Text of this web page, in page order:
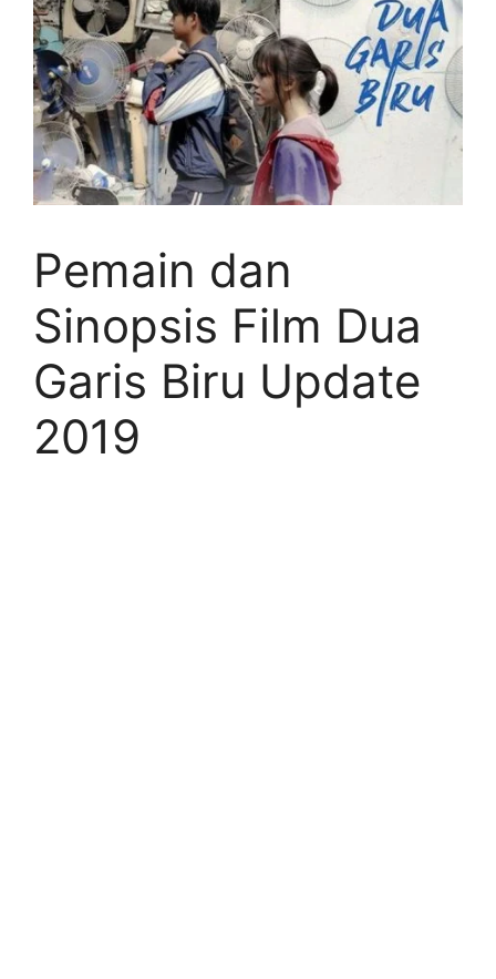
Pemain dan
Sinopsis Film Dua
Garis Biru Update
2019